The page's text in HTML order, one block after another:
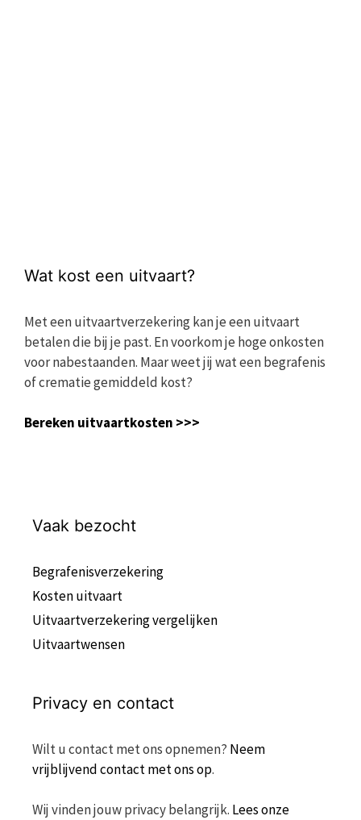
Wat kost een uitvaart?
Met een uitvaartverzekering kan je een uitvaart
betalen die bij je past. En voorkom je hoge onkosten
voor nabestaanden. Maar weet jij wat een begrafenis
of crematie gemiddeld kost?
Bereken uitvaartkosten >>>
Vaak bezocht
Begrafenisverzekering
Kosten uitvaart
Uitvaartverzekering vergelijken
Uitvaartwensen
Privacy en contact
Wilt u contact met ons opnemen? Neem
vrijblijvend contact met ons op.
Wij vinden jouw privacy belangrijk. Lees onze